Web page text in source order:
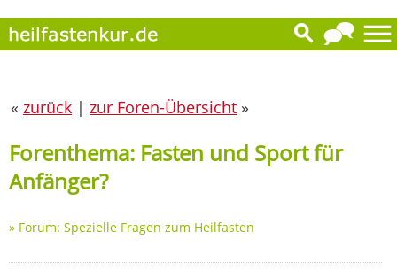
« zurück | zur Foren-Übersicht »
Forenthema: Fasten und Sport für
Anfänger?
» Forum: Spezielle Fragen zum Heilfasten